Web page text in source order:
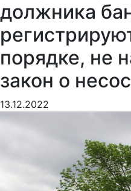
должника
порядке, не
закон о
13.12.2022